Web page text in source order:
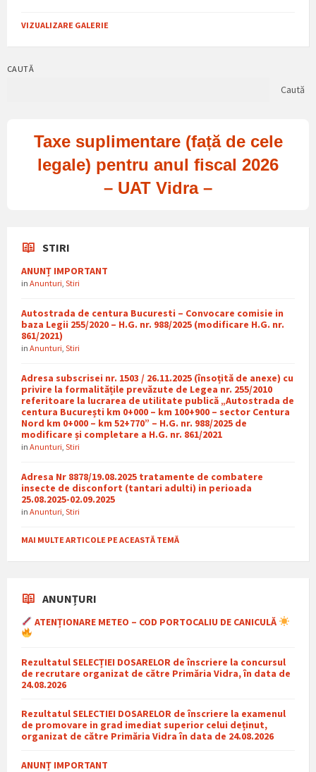
VIZUALIZARE GALERIE
CAUTĂ
Caută
Taxe suplimentare (față de cele
legale) pentru anul fiscal 2026
– UAT Vidra –
STIRI
ANUNȚ IMPORTANT
in Anunturi Stiri
Autostrada de centura Bucuresti – Convocare comisie in
baza Legii 255/2020 – H.G. nr. 988/2025 (modificare H.G. nr.
861/2021)
in Anunturi Stiri
Adresa subscrisei nr. 1503 / 26.11.2025 (însoțită de anexe) cu
privire la formalitățile prevăzute de Legea nr. 255/2010
referitoare la lucrarea de utilitate publică „Autostrada de
centura București km 0+000 – km 100+900 – sector Centura
Nord km 0+000 – km 52+770” – H.G. nr. 988/2025 de
modificare și completare a H.G. nr. 861/2021
in Anunturi Stiri
Adresa Nr 8878/19.08.2025 tratamente de combatere
insecte de disconfort (tantari adulti) in perioada
25.08.2025-02.09.2025
in Anunturi Stiri
MAI MULTE ARTICOLE PE ACEASTĂ TEMĂ
ANUNȚURI
ATENȚIONARE METEO – COD PORTOCALIU DE CANICULĂ
Rezultatul SELECȚIEI DOSARELOR de înscriere la concursul
de recrutare organizat de către Primăria Vidra, în data de
24.08.2026
Rezultatul SELECTIEI DOSARELOR de înscriere la examenul
de promovare in grad imediat superior celui deținut,
organizat de către Primăria Vidra în data de 24.08.2026
ANUNȚ IMPORTANT